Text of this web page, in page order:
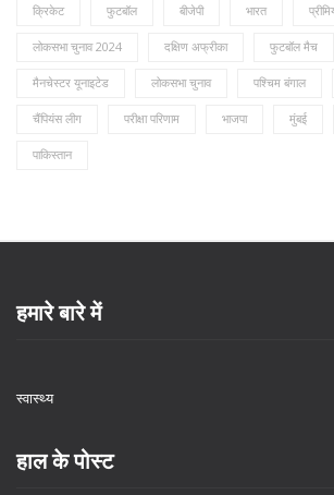
क्रिकेट फुटबॉल बीजेपी भारत
लोकसभा चुनाव 2024 दक्षिण अफ्रीका फुटबॉल मैच
मैनचेस्टर यूनाइटेड लोकसभा चुनाव पश्चिम बंगाल
चैंपियंस लीग परीक्षा परिणाम भाजपा मुंबई
पाकिस्तान
हमारे बारे में
स्वास्थ्य
हाल के पोस्ट